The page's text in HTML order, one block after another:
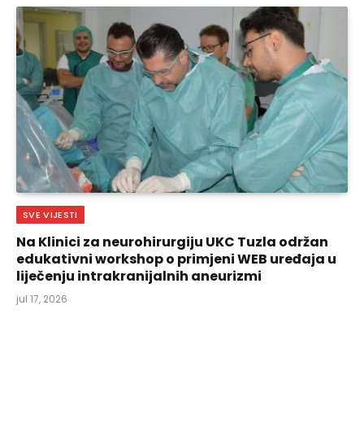
SVE VIJESTI
Na Klinici za neurohirurgiju UKC Tuzla održan
edukativni workshop o primjeni WEB uređaja u
liječenju intrakranijalnih aneurizmi
jul 17, 2026